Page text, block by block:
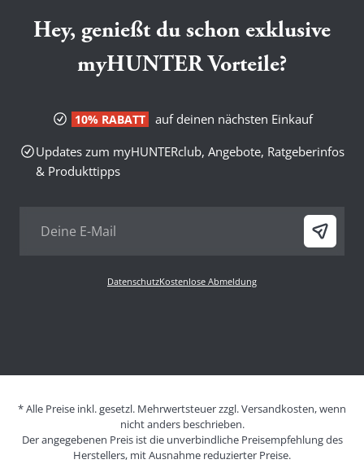
Hey, genießt du schon exklusive
myHUNTER Vorteile?
10% RABATT
auf deinen nächsten Einkauf
Updates zum myHUNTERclub, Angebote, Ratgeberinfos
& Produkttipps
DatenschutzKostenlose Abmeldung
* Alle Preise inkl. gesetzl. Mehrwertsteuer zzgl. Versandkosten, wenn
nicht anders beschrieben.
Der angegebenen Preis ist die unverbindliche Preisempfehlung des
Herstellers, mit Ausnahme reduzierter Preise.